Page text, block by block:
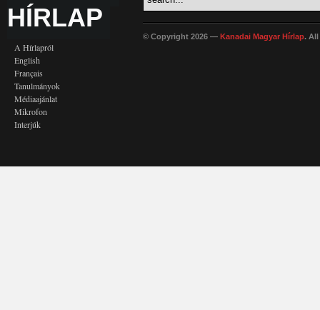
HÍRLAP
A Hírlapról
English
Français
Tanulmányok
Médiaajánlat
Mikrofon
Interjúk
© Copyright 2026 — Kanadai Magyar Hírlap. All